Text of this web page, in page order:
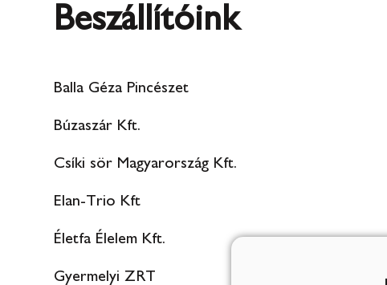
Beszállítóink
Balla Géza Pincészet
Búzaszár Kft.
Csíki sör Magyarország Kft.
Elan-Trio Kft
Életfa Élelem Kft.
Gyermelyi ZRT